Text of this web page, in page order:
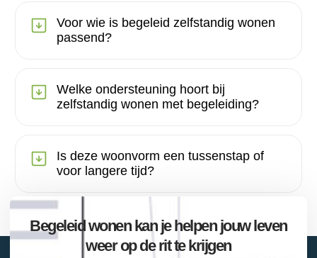
Voor wie is begeleid zelfstandig wonen
passend?
Welke ondersteuning hoort bij
zelfstandig wonen met begeleiding?
Is deze woonvorm een tussenstap of
voor langere tijd?
Begeleid wonen kan je helpen jouw leven
weer op de rit te krijgen